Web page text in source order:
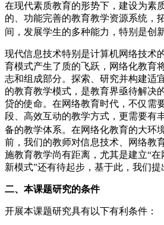
在现代素质教育的形势下，建设为素
的、功能完善的教育教学资源系统，
间，发展学生的多种能力，特别是创
现代信息技术特别是计算机网络技术
育模式产生了质的飞跃，网络化教育
志和组成部分。探索、研究并构建适
的教育教学模式，是教育界亟待解决
贷的使命。在网络教育时代，不仅需
段、高效互动的教学方式，更需要有
备的教学体系。在网络化教育的大环
前，我们的教师对信息技术、网络教
施教育教学尚有距离，尤其是建立“
新模式”还有待起步，基于此，我们提
二、本课题研究的条件
开展本课题研究具有以下有利条件：